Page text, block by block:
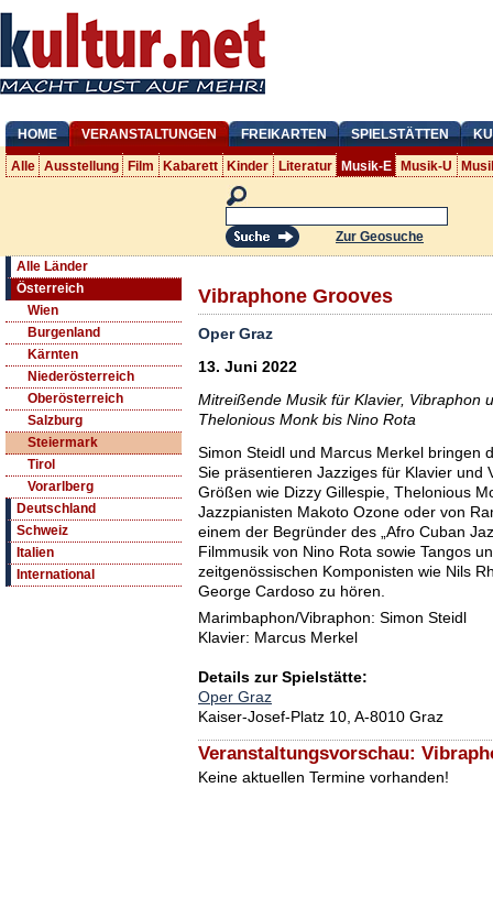
HOME VERANSTALTUNGEN FREIKARTEN SPIELSTÄTTEN
Alle Ausstellung Film Kabarett Kinder Literatur Musik-E Musik-U
Zur Geosuche
Alle Länder
Österreich
Wien
Burgenland
Kärnten
Niederösterreich
Oberösterreich
Salzburg
Steiermark
Tirol
Vorarlberg
Deutschland
Schweiz
Italien
International
Vibraphone Grooves
Oper Graz
13. Juni 2022
Mitreißende Musik für Klavier, Vibraphon
Thelonious Monk bis Nino Rota
Simon Steidl und Marcus Merkel bringen
Sie präsentieren Jazziges für Klavier und
Größen wie Dizzy Gillespie, Thelonious
Jazzpianisten Makoto Ozone oder von
einem der Begründer des „Afro Cuban
Filmmusik von Nino Rota sowie Tangos
zeitgenössischen Komponisten wie Nils
George Cardoso zu hören.
Marimbaphon/Vibraphon: Simon Steidl
Klavier: Marcus Merkel
Details zur Spielstätte:
Oper Graz
Kaiser-Josef-Platz 10, A-8010 Graz
Veranstaltungsvorschau:
Keine aktuellen Termine vorhanden!